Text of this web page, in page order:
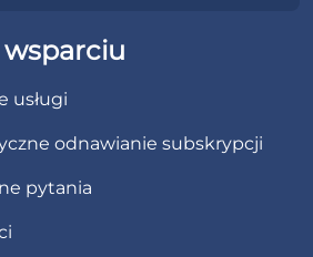
usługi
odnawianie subskrypcji
pytania